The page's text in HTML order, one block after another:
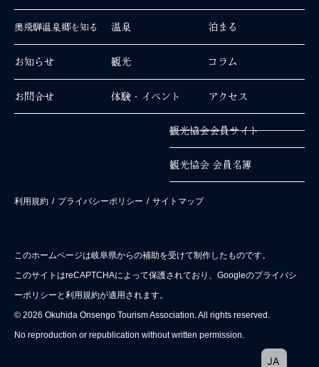
奥飛騨温泉郷を知る
お知らせ
お問合せ
温泉
観光
体験・イベント
泊まる
コラム
アクセス
観光協会会員サイト
観光協会 会員名簿
利用規約 / プライバシーポリシー / サイトマップ
このホームページは岐阜県からの補助を受けて制作したものです。
このサイトはreCAPTCHAによって保護されており、Googleのプライバシ
ーポリシーと利用規約が適用されます。
© 2026 Okuhida Onsengo Tourism Association. All rights reserved.
No reproduction or republication without written permission.
JA